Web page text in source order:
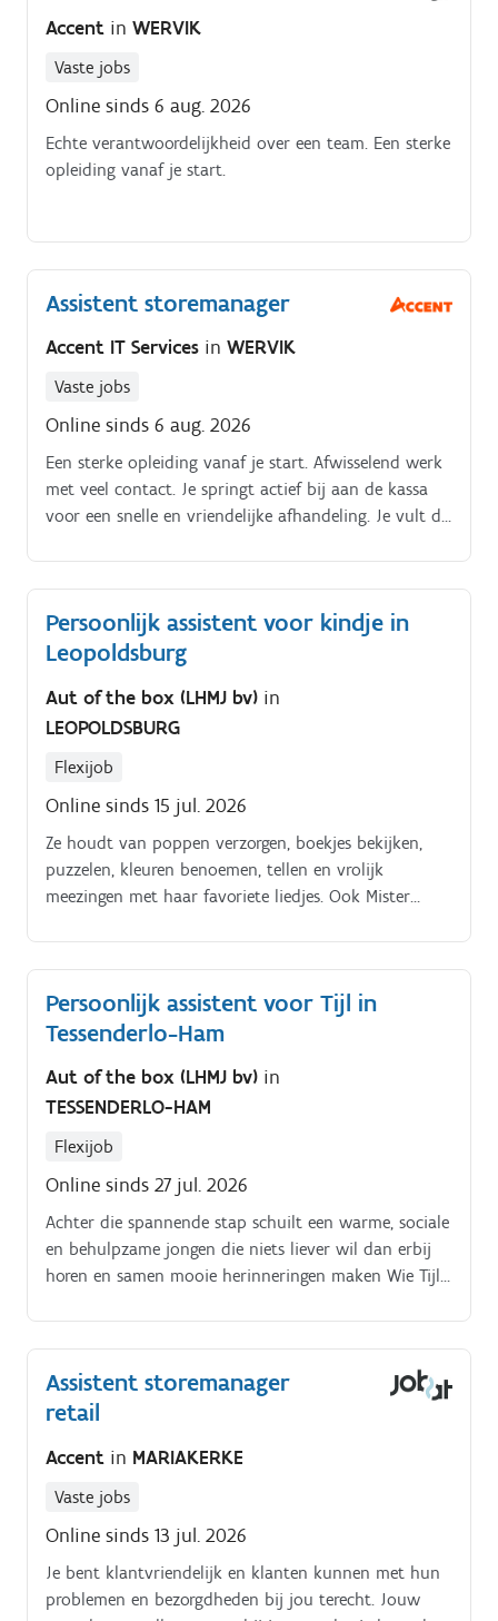
Accent in WERVIK
Vaste jobs
Online sinds 6 aug. 2026
Echte verantwoordelijkheid over een team. Een sterke
opleiding vanaf je start.
Assistent storemanager
Accent IT Services in WERVIK
Vaste jobs
Online sinds 6 aug. 2026
Een sterke opleiding vanaf je start. Afwisselend werk
met veel contact. Je springt actief bij aan de kassa
voor een snelle en vriendelijke afhandeling. Je vult de
Persoonlijk assistent voor kindje in
Leopoldsburg
Aut of the box (LHMJ bv) in
LEOPOLDSBURG
Flexijob
Online sinds 15 jul. 2026
Ze houdt van poppen verzorgen, boekjes bekijken,
puzzelen, kleuren benoemen, tellen en vrolijk
meezingen met haar favoriete liedjes. Ook Mister
in haar eigen wereld Tegelijk heeft ze ook een eigen
willetje.
Persoonlijk assistent voor Tijl in
Tessenderlo-Ham
Aut of the box (LHMJ bv) in
TESSENDERLO-HAM
Flexijob
Online sinds 27 jul. 2026
Achter die spannende stap schuilt een warme, sociale
en behulpzame jongen die niets liever wil dan erbij
horen en samen mooie herinneringen maken Wie Tijl
oprechte interesse in anderen en geeft graag
complimenten.
Assistent storemanager
retail
Accent in MARIAKERKE
Vaste jobs
Online sinds 13 jul. 2026
Je bent klantvriendelijk en klanten kunnen met hun
problemen en bezorgdheden bij jou terecht. Jouw